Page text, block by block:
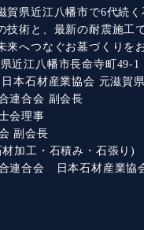
賀県近江八幡市で6代続く
技術と、最新の耐震施工で
来へつなぐお墓づくりを
近江八幡市長命寺町49-1
本石材産業協会 元滋賀
連合会 副会長
会理事
副会長
加工・石積み・石張り)
連合会 日本石材産業協